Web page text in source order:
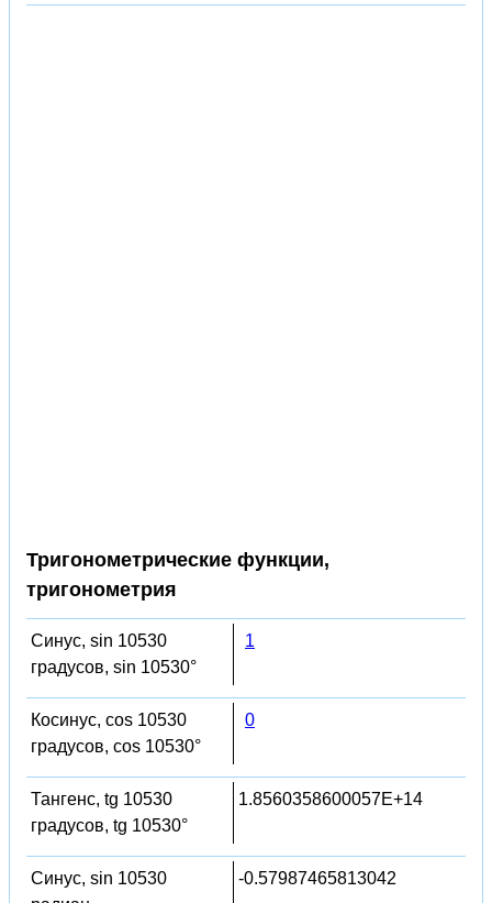
Тригонометрические функции,
тригонометрия
Синус, sin 10530
градусов, sin 10530°
1
Косинус, cos 10530
градусов, cos 10530°
0
Тангенс, tg 10530
градусов, tg 10530°
1.8560358600057E+14
Синус, sin 10530
-0.57987465813042